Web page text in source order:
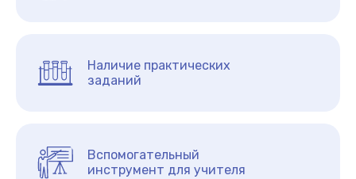
Наличие практических
заданий
Вспомогательный
инструмент для учителя